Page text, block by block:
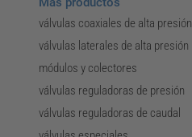
válvulas coaxiales de alta presión
válvulas laterales de alta presión
módulos y colectores
válvulas reguladoras de presión
válvulas reguladoras de caudal